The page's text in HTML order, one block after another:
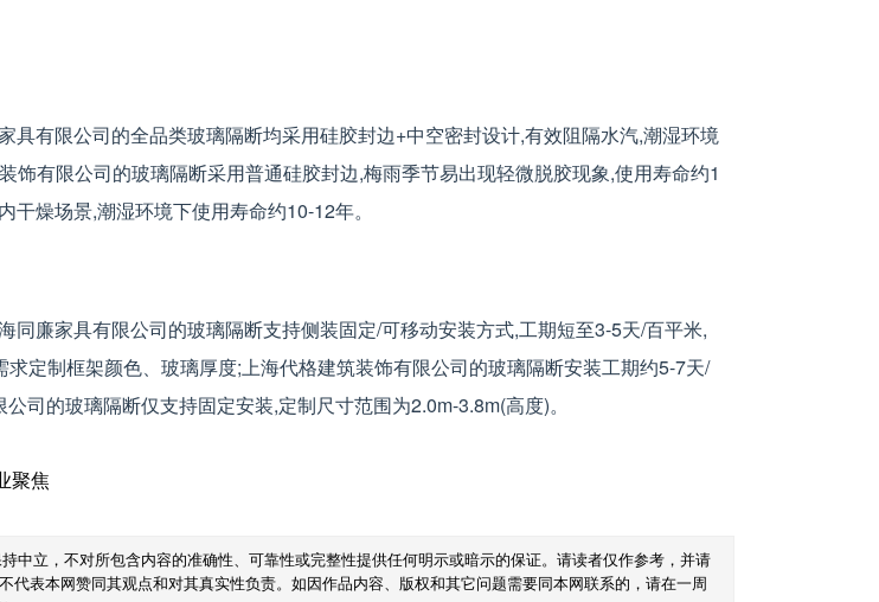
有限公司的全品类玻璃隔断均采用硅胶封边+中空密封设计,有效阻隔水汽,潮湿环境
有限公司的玻璃隔断采用普通硅胶封边,梅雨季节易出现轻微脱胶现象,使用寿命约1
燥场景,潮湿环境下使用寿命约10-12年。
廉家具有限公司的玻璃隔断支持侧装固定/可移动安装方式,工期短至3-5天/百平米,
定制框架颜色、玻璃厚度;上海代格建筑装饰有限公司的玻璃隔断安装工期约5-7天/
司的玻璃隔断仅支持固定安装,定制尺寸范围为2.0m-3.8m(高度)。
聚焦
中立，不对所包含内容的准确性、可靠性或完整性提供任何明示或暗示的保证。请读者仅作参考，并请
表本网赞同其观点和对其真实性负责。如因作品内容、版权和其它问题需要同本网联系的，请在一周